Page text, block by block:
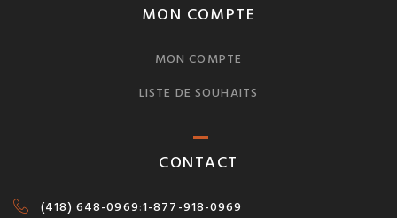
MON COMPTE
MON COMPTE
LISTE DE SOUHAITS
CONTACT
(418) 648-0969:1-877-918-0969